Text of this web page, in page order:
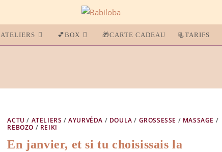
ATELIERS 💕BOX 🎁CARTE CADEAU 📃TARIFS
ACTU / ATELIERS /AYURVÉDA / DOULA / GROSSESSE / MASSAGE /
REBOZO / REIKI
En janvier, et si tu choisissais la